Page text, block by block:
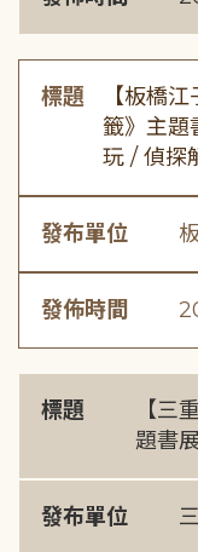
標題
【板橋
籤》主
玩 / 偵探
發布單位
發佈時間
標題
【三
題書
發布單位